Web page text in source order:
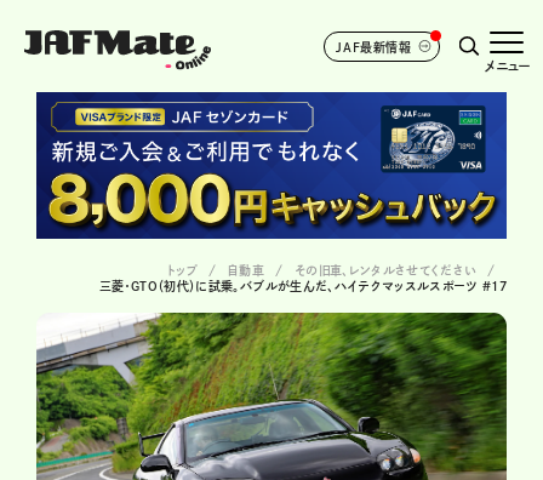
JAF最新情報
メニュー
トップ 自動車
その旧車、レンタルさせてください
三菱・GTO（初代）に試乗。バブルが生んだ、ハイテクマッスルスポーツ #17